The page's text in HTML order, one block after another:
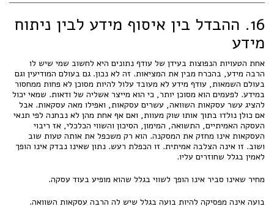
16. ההבדל בין איסוף מידע לבין ניתוח
מידע
אחת הטעויות הנפוצות בעידן של עודף נתונים היא לחשוב שמי שיש לו
הרבה מידע, בהכרח מבין את המציאות. זה לא נכון. גם בעולם המודיעין וגם
בעולם השמאות, עודף מידע לא מעובד עלול להיות מסוכן לא פחות ממחסור
במידע. לפעמים הוא מסוכן יותר, כי הוא מייצר אשליה של ודאות. שמאי יכול
להציג עשר עסקאות השוואה, עשרים עסקאות, ואפילו מאה עסקאות. אבל
אם כולן נולדו בתוך אותו שוק מעוות, ואם אף אחת מהן לא נבחנה לפי תנאי
העסקה האמיתיים, התשואה, המימון, הסיכון והשווי הכלכלי, אז ריבוי
העסקאות אינו מחזק את המסקנה. הוא רק משכפל את אותה טעות שוב
ושוב. זו אינה הצלבה אמיתית. זו הכפלת רעש. נתון שאינו נבדק אינו הופך
לאמין בגלל שחוזרים עליו.
מחיר שאינו סביר אינו הופך לשווי בגלל שהוא מופיע בעוד עסקה.
בועה אינה מפסיקה להיות בועה בגלל שיש לה הרבה עסקאות השוואה.